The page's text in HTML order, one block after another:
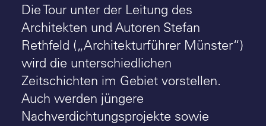
Die Tour unter der Leitung des
Architekten und Autoren Stefan
Rethfeld („Architekturführer Münster“)
wird die unterschiedlichen
Zeitschichten im Gebiet vorstellen.
Auch werden jüngere
Nachverdichtungsprojekte sowie